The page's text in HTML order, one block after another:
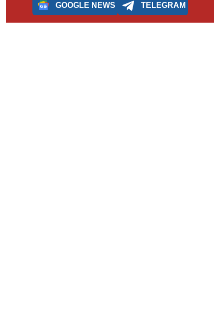
GOOGLE NEWS TELEGRAM